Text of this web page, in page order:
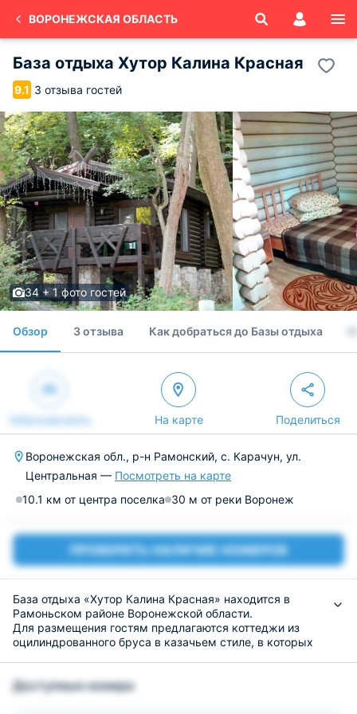
ВОРОНЕЖСКАЯ ОБЛАСТЬ
База отдыха Хутор Калина Красная
9.1 3 отзыва гостей
34 + 1 фото гостей
Обзор 3 отзыва Как добраться до Базы отдыха
Забронировать На карте Поделиться
Воронежская обл., р-н Рамонский, с. Карачун, ул.
Центральная — Посмотреть на карте
10.1 км от центра поселка 30 м от реки Воронеж
ПРОВЕРИТЬ НАЛИЧИЕ НОМЕРОВ
База отдыха «Хутор Калина Красная» находится в
Рамоньском районе Воронежской области.
Для размещения гостям предлагаются коттеджи из
оцилиндрованного бруса в казачьем стиле, в которых
Для туристов, прибывших на личном транспорте,
Доступные номера